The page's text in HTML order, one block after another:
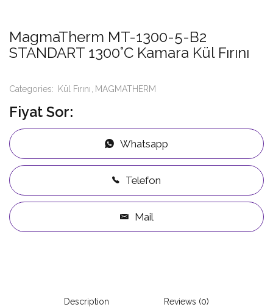
MagmaTherm MT-1300-5-B2
STANDART 1300°C Kamara Kül Fırını
Categories: Kül Fırını MAGMATHERM
Fiyat Sor:
Whatsapp
Telefon
Mail
Description Reviews (0)